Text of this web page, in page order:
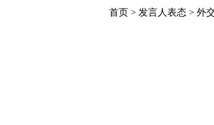
首页> 发言人表态> 外